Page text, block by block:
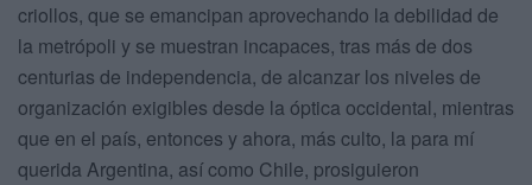
criollos, que se emancipan aprovechando la debilidad de
la metrópoli y se muestran incapaces, tras más de dos
centurias de independencia, de alcanzar los niveles de
organización exigibles desde la óptica occidental, mientras
que en el país, entonces y ahora, más culto, la para mí
querida Argentina, así como Chile, prosiguieron